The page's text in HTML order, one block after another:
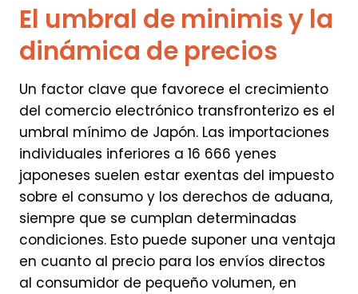
El umbral de minimis y la
dinámica de precios
Un factor clave que favorece el crecimiento
del comercio electrónico transfronterizo es el
umbral mínimo de Japón. Las importaciones
individuales inferiores a 16 666 yenes
japoneses suelen estar exentas del impuesto
sobre el consumo y los derechos de aduana,
siempre que se cumplan determinadas
condiciones. Esto puede suponer una ventaja
en cuanto al precio para los envíos directos
al consumidor de pequeño volumen, en